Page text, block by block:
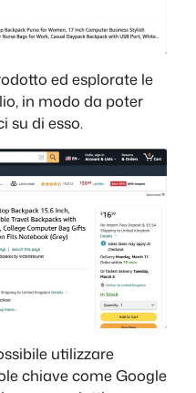
ed esplorate le
in modo da poter
su di esso.
utilizzare
chiave come Google